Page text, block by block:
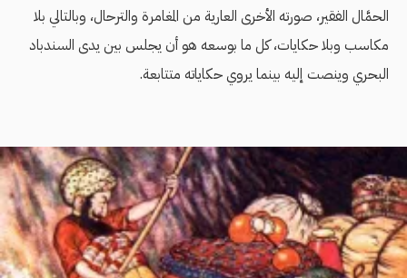
الحمَّال الفقير، صورته الأخرى العارية من المغامرة والترحال، وبالتالي بلا
مكاسب وبلا حكايات، كل ما بوسعه هو أن يجلس بين يدى السندباد
البحري وينصت إليه بينما يروي حكاياته متتابعة.